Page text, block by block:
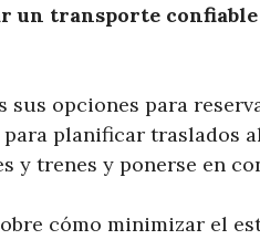
un transporte
opciones para
para planificar traslados
trenes y ponerse en
cómo minimizar el